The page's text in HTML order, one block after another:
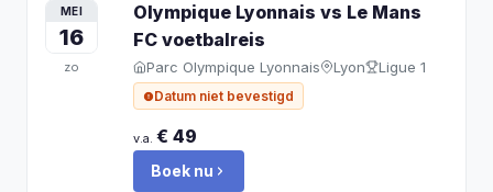
MEI
16
zo
Olympique Lyonnais vs Le Mans
FC voetbalreis
Parc Olympique Lyonnais Lyon Ligue 1
Datum niet bevestigd
v.a. € 49
Boek nu